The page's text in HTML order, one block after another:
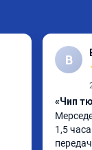
В
«Чип
1,5